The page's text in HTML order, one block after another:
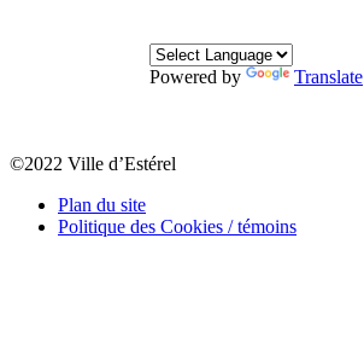
Powered by Translate
©2022 Ville d’Estérel
Plan du site
Politique des Cookies / témoins